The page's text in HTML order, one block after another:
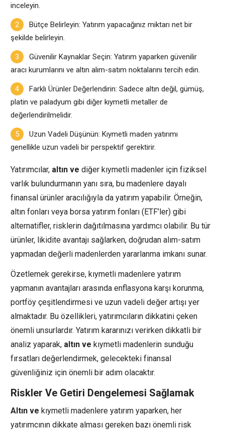
inceleyin.
Bütçe Belirleyin: Yatırım yapacağınız miktarı net bir
şekilde belirleyin.
Güvenilir Kaynaklar Seçin: Yatırım yaparken güvenilir
aracı kurumlarını ve altın alım-satım noktalarını tercih edin.
Farklı Ürünler Değerlendirin: Sadece altın değil, gümüş,
platin ve paladyum gibi diğer kıymetli metaller de
değerlendirilmelidir.
Uzun Vadeli Düşünün: Kıymetli maden yatırımı
genellikle uzun vadeli bir perspektif gerektirir.
Yatırımcılar, altın ve diğer kıymetli madenler için fiziksel
varlık bulundurmanın yanı sıra, bu madenlere dayalı
finansal ürünler aracılığıyla da yatırım yapabilir. Örneğin,
altın fonları veya borsa yatırım fonları (ETF’ler) gibi
alternatifler, risklerin dağıtılmasına yardımcı olabilir. Bu tür
ürünler, likidite avantajı sağlarken, doğrudan alım-satım
yapmadan değerli madenlerden yararlanma imkanı sunar.
Özetlemek gerekirse, kıymetli madenlere yatırım
yapmanın avantajları arasında enflasyona karşı korunma,
portföy çeşitlendirmesi ve uzun vadeli değer artışı yer
almaktadır. Bu özellikleri, yatırımcıların dikkatini çeken
önemli unsurlardır. Yatırım kararınızı verirken dikkatli bir
analiz yaparak, altın ve kıymetli madenlerin sunduğu
fırsatları değerlendirmek, gelecekteki finansal
güvenliğiniz için önemli bir adım olacaktır.
Riskler Ve Getiri Dengelemesi Sağlamak
Altın ve kıymetli madenlere yatırım yaparken, her
yatırımcının dikkate alması gereken bazı önemli risk